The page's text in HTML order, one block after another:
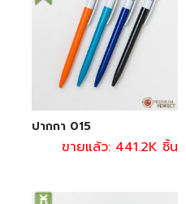
ปากกา 015
ขายแล้ว: 441.2K ชิ้น